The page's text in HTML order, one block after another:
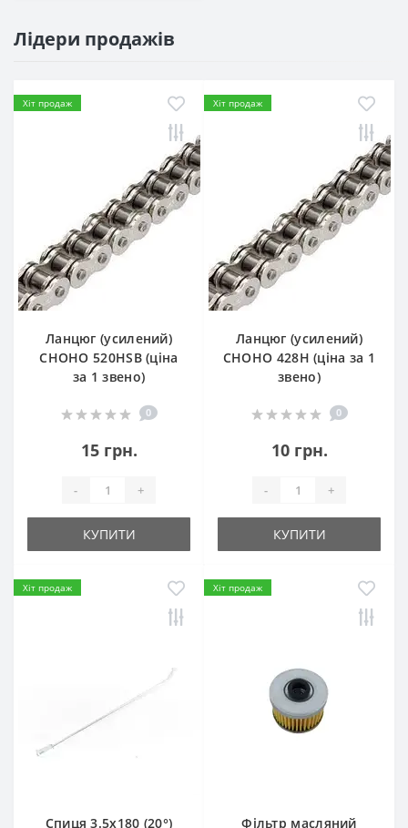
Лідери продажів
Хіт продаж
Ланцюг (усилений)
СHOHO 520HSB (ціна
за 1 звено)
0
15 грн.
- +
КУПИТИ
Хіт продаж
Ланцюг (усилений)
СHOHO 428H (ціна за 1
звено)
0
10 грн.
- +
КУПИТИ
Хіт продаж
Спиця 3.5х180 (20°)
Хіт продаж
Фільтр масляний